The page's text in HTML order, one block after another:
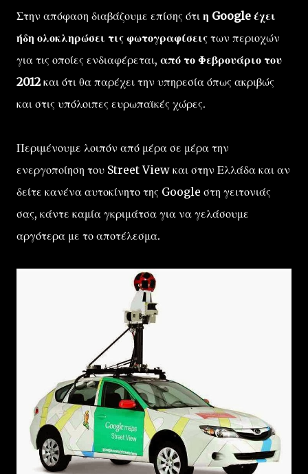
Στην απόφαση διαβάζουμε επίσης ότι η Google έχει
ήδη ολοκληρώσει τις φωτογραφίσεις των περιοχών
για τις οποίες ενδιαφέρεται, από το Φεβρουάριο του
2012και ότι θα παρέχει την υπηρεσία όπως ακριβώς
και στις υπόλοιπες ευρωπαϊκές χώρες.
Περιμένουμε λοιπόν από μέρα σε μέρα την
ενεργοποίηση του Street View και στην Ελλάδα και αν
δείτε κανένα αυτοκίνητο της Google στη γειτονιάς
σας, κάντε καμία γκριμάτσα για να γελάσουμε
αργότερα με το αποτέλεσμα.